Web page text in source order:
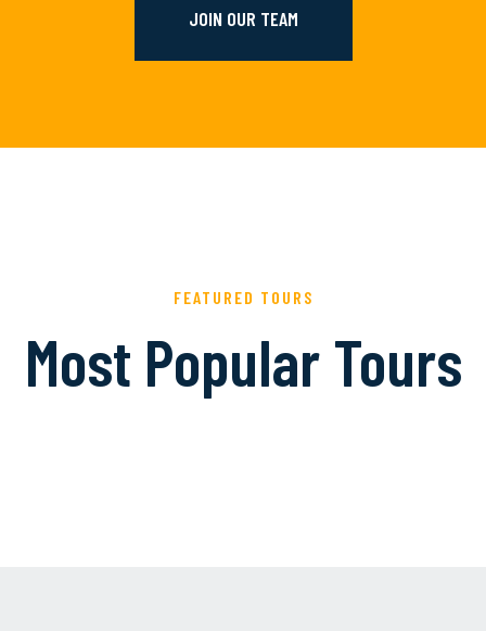
JOIN OUR TEAM
FEATURED TOURS
Most Popular Tours